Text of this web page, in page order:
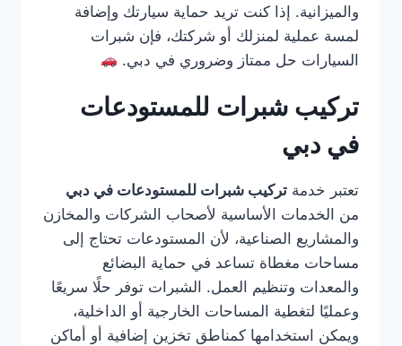
والميزانية. إذا كنت تريد حماية سيارتك وإضافة
لمسة عملية لمنزلك أو شركتك، فإن شبرات
السيارات حل ممتاز وضروري في دبي.
تركيب شبرات للمستودعات
في دبي
تعتبر خدمة تركيب شبرات للمستودعات في دبي
من الخدمات الأساسية لأصحاب الشركات والمخازن
والمشاريع الصناعية، لأن المستودعات تحتاج إلى
مساحات مغطاة تساعد في حماية البضائع
والمعدات وتنظيم العمل. الشبرات توفر حلًا سريعًا
وعمليًا لتغطية المساحات الخارجية أو الداخلية،
ويمكن استخدامها كمناطق تخزين إضافية أو أماكن